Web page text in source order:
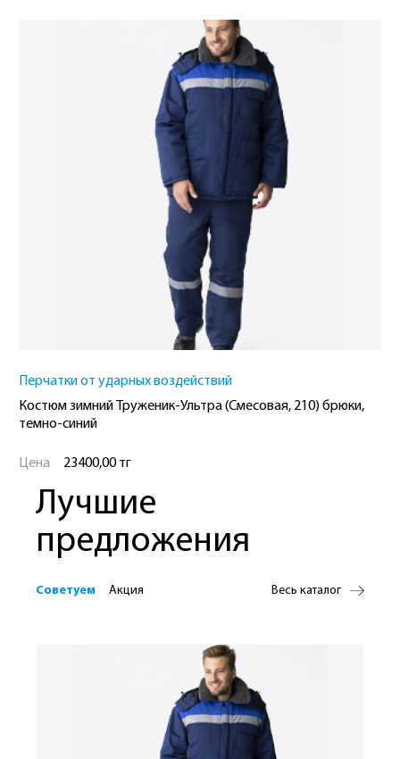
Перчатки от ударных воздействий
Костюм зимний Труженик-Ультра (Смесовая, 210) брюки,
темно-синий
Цена 23400,00 тг
Лучшие
предложения
Советуем Акция Весь каталог